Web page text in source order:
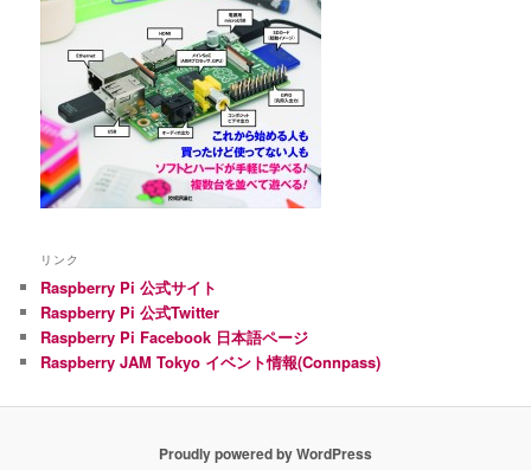
リンク
Raspberry Pi 公式サイト
Raspberry Pi 公式Twitter
Raspberry Pi Facebook 日本語ページ
Raspberry JAM Tokyo イベント情報(Connpass)
Proudly powered by WordPress